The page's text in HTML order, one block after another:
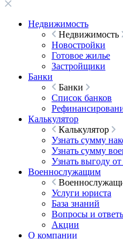
Недвижимость
Недвижимость
Новостройки
Готовое жилье
Застройщики
Банки
Банки
Список банков
Калькулятор
Калькулятор
Узнать сумму
Узнать сумму
Узнать выгоду
Военнослужащим
Услуги юриста
База знаний
Вопросы и
Акции
О компании